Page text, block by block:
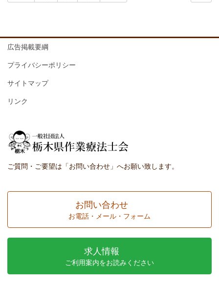
広告掲載要綱
プライバシーポリシー
サイトマップ
リンク
ご質問・ご要望は「お問い合わせ」へお願い致します。
お問い合わせ
お電話・メール・フォーム
求人情報
ご利用案内をお読みください